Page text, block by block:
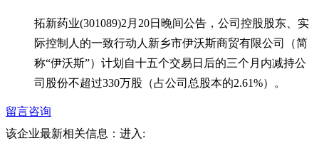
拓新药业(301089)2月20日晚间公告，公司控股股东、实
际控制人的一致行动人新乡市伊沃斯商贸有限公司（简
称“伊沃斯”）计划自十五个交易日后的三个月内减持公
司股份不超过330万股（占公司总股本的2.61%）。
留言咨询
该企业最新相关信息： 进入: